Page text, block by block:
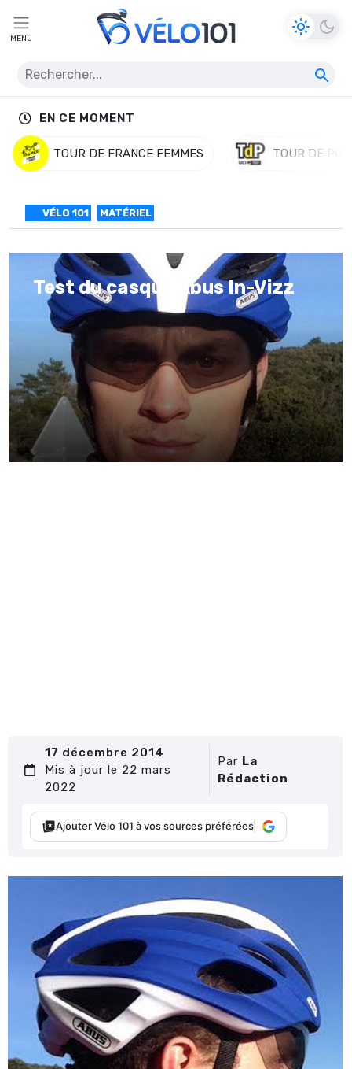
MENU
EN CE MOMENT
TOUR DE FRANCE FEMMES TOUR DE
VÉLO 101 MATÉRIEL
Test du casque Abus In-Vizz
17 décembre 2014
Mis à jour le 22 mars
2022
Par La
Rédaction
Ajouter Vélo 101 à vos sources préférées